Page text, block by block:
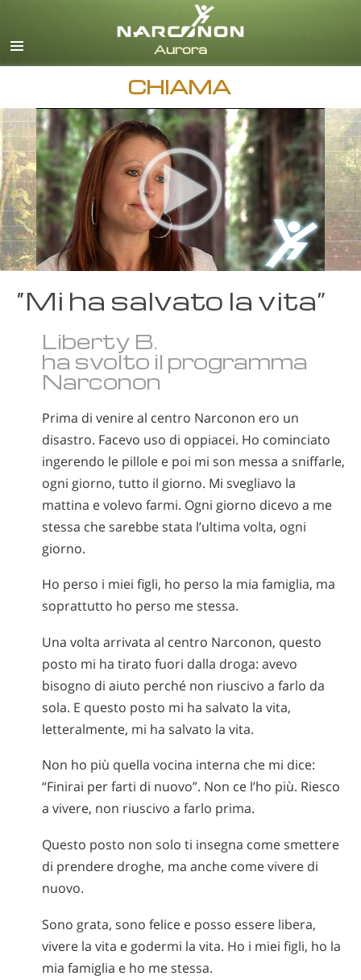
italiano
CHIAMA
“Mi ha salvato la vita”
Liberty B.
ha svolto il programma
Narconon
Prima di venire al centro Narconon ero un
disastro. Facevo uso di oppiacei. Ho cominciato
ingerendo le pillole e poi mi son messa a sniffarle,
ogni giorno, tutto il giorno. Mi svegliavo la
mattina e volevo farmi. Ogni giorno dicevo a me
stessa che sarebbe stata l’ultima volta, ogni
giorno.
Ho perso i miei figli, ho perso la mia famiglia, ma
soprattutto ho perso me stessa.
Una volta arrivata al centro Narconon, questo
posto mi ha tirato fuori dalla droga: avevo
bisogno di aiuto perché non riuscivo a farlo da
sola. E questo posto mi ha salvato la vita,
letteralmente, mi ha salvato la vita.
Non ho più quella vocina interna che mi dice:
“Finirai per farti di nuovo”. Non ce l’ho più. Riesco
a vivere, non riuscivo a farlo prima.
Questo posto non solo ti insegna come smettere
di prendere droghe, ma anche come vivere di
nuovo.
Sono grata, sono felice e posso essere libera,
vivere la vita e godermi la vita. Ho i miei figli, ho la
mia famiglia e ho me stessa.